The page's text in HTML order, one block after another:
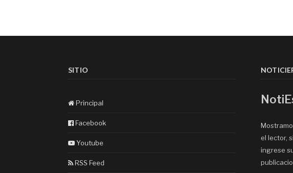
SITIO
Principal
Facebook
Youtube
RSS Feed
el lector,
ingrese